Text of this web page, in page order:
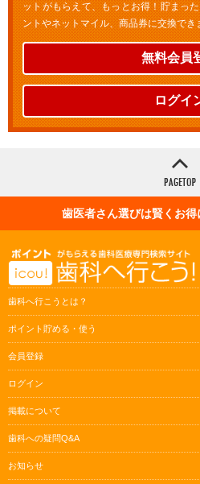
ットがもらえて、もっとお得！貯まっ
ントやネットマイル、商品券に交換でき
無料会員
ログイ
歯医者さん選びは賢くお
歯科へ行こうとは？
ポイント貯める・使う
会員登録
ログイン
掲載について
歯科への疑問Q&A
お知らせ